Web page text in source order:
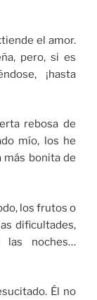
el amor.
pero, si es
¡hasta
rebosa de
mío, los he
más bonita de
los frutos o
dificultades,
noches…
Él no